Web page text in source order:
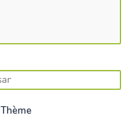
Thème